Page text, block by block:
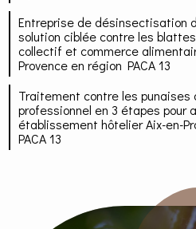
Entreprise de désinsectisation
solution ciblée contre les
collectif et commerce
Provence en région PACA 13
Traitement contre les punaises
professionnel en 3 étapes pour
établissement hôtelier Aix-en-
PACA 13